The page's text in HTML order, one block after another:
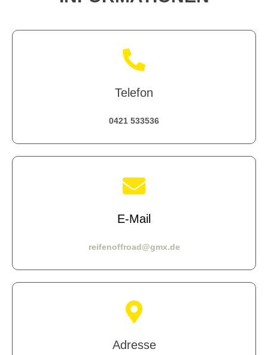
Telefon
0421 533536
E-Mail
reifenoffroad@gmx.de
Adresse